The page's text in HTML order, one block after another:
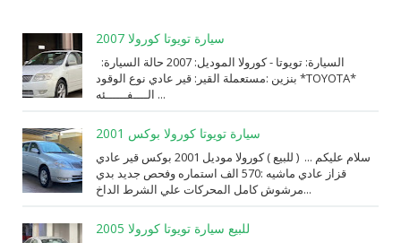
سيارة تويوتا كورولا 2007
⁨مستعملة⁩ القير: ⁨قير عادي⁩ نوع الوقود: ⁨بنزين⁩ *TOYOTA*
الــــفــــــئه ...
سيارة تويوتا كورولا بوكس 2001
سلام عليكم ... ( للبيع ) كورولا موديل 2001 بوكس قير عادي
قزاز عادي ماشيه :570 الف استماره وفحص جديد بدي
مرشوش كامل المحركات علي الشرط الداخ...
للبيع سيارة تويوتا كورولا 2005